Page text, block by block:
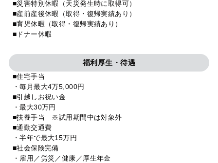
■災害特別休暇（天災発生時に取得可）
■産前産後休暇（取得・復帰実績あり）
■育児休暇（取得・復帰実績あり）
■ドナー休暇
福利厚生・待遇
■住宅手当
・毎月最大4万5,000円
■引越しお祝い金
・最大30万円
■扶養手当 ※試用期間中は対象外
■通勤交通費
・半年で最大15万円
■社会保険完備
・雇用／労災／健康／厚生年金